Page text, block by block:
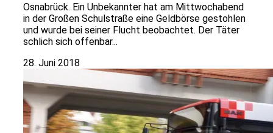
Osnabrück. Ein Unbekannter hat am Mittwochabend
in der Großen Schulstraße eine Geldbörse gestohlen
und wurde bei seiner Flucht beobachtet. Der Täter
schlich sich offenbar...
28. Juni 2018